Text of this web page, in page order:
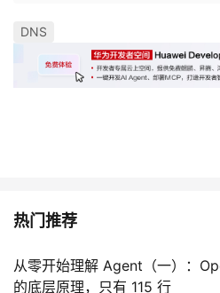
DNS
热门推荐
从零开始理解 Agent（一）：
的底层原理，只有 115 行